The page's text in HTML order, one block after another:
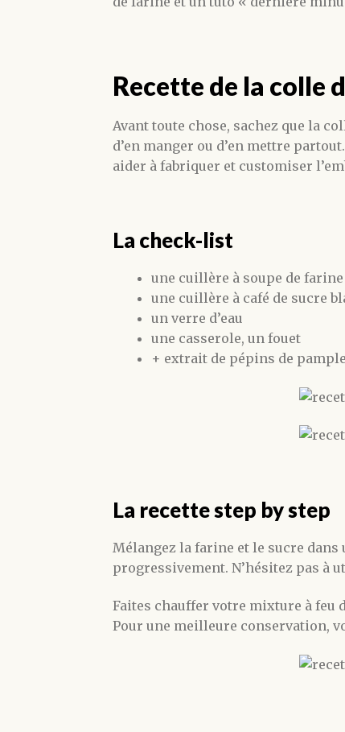
Recette de la colle
Avant toute chose, sachez que la
d’en manger ou d’en mettre
aider à fabriquer et customiser
La check-list
une cuillère à soupe de farine
une cuillère à café de sucre
un verre d’eau
une casserole, un fouet
+ extrait de pépins de
La recette step by step
Mélangez la farine et le sucre
progressivement. N’hésitez pas à
Faites chauffer votre mixture à feu
Pour une meilleure conservation,